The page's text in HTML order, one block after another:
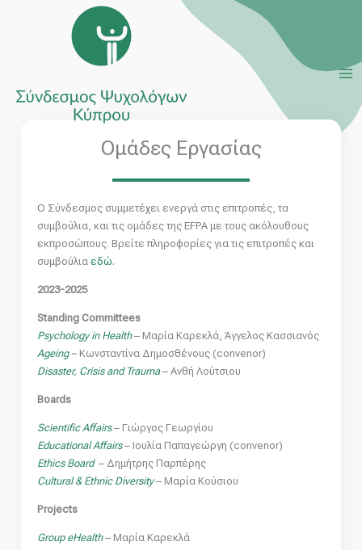
Ομάδες Εργασίας
Ο Σύνδεσμος συμμετέχει ενεργά στις επιτροπές, τα
συμβούλια, και τις ομάδες της EFPA με τους ακόλουθους
εκπροσώπους. Βρείτε πληροφορίες για τις επιτροπές και
συμβούλια εδώ.
2023-2025
Standing Committees
Psychology in Health– Μαρία Καρεκλά, Άγγελος Κασσιανός
Ageing– Κωνσταντίνα Δημοσθένους (convenor)
Disaster, Crisis and Trauma– Ανθή Λούτσιου
Boards
Scientific Affairs– Γιώργος Γεωργίου
Educational Affairs– Ιουλία Παπαγεώργη (convenor)
Ethics Board – Δημήτρης Παρπέρης
Cultural & Ethnic Diversity– Μαρία Κούσιου
Projects
Group eHealth– Μαρία Καρεκλά